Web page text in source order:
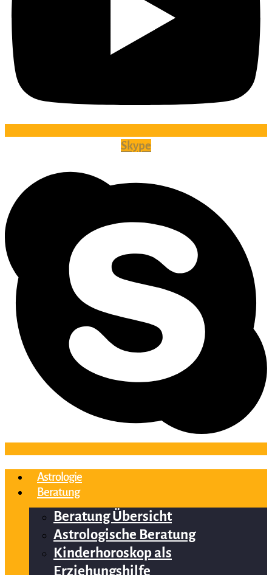
Skype
Astrologie
Beratung
Beratung Übersicht
Astrologische Beratung
Kinderhoroskop als
Erziehungshilfe